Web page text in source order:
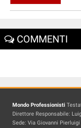
COMMENTI
Mondo Professionisti
Direttore Responsabile:
Sede: Via Giovanni